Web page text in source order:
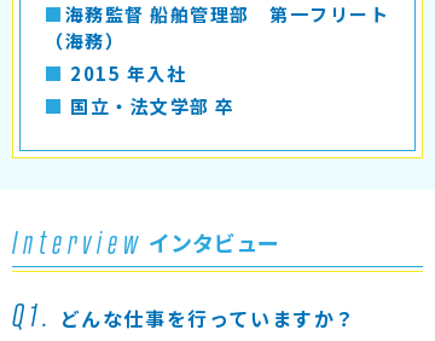
■海務監督 船舶管理部 第一フリート
（海務）
■ 2015 年入社
■ 国立・法文学部 卒
Interview インタビュー
Q1. どんな仕事を⾏っていますか？